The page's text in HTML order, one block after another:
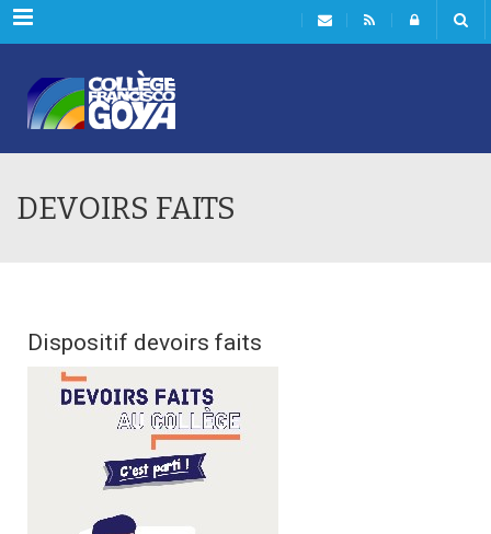
Menu
DEVOIRS FAITS
Dispositif devoirs faits